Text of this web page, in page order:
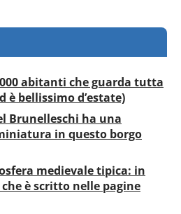
abitanti che guarda tutta
è bellissimo d’estate)
Brunelleschi ha una
in questo borgo
medievale tipica: in
che è scritto nelle pagine